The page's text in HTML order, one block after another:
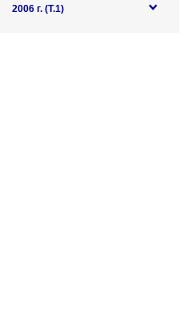
2006 г. (Т.1)